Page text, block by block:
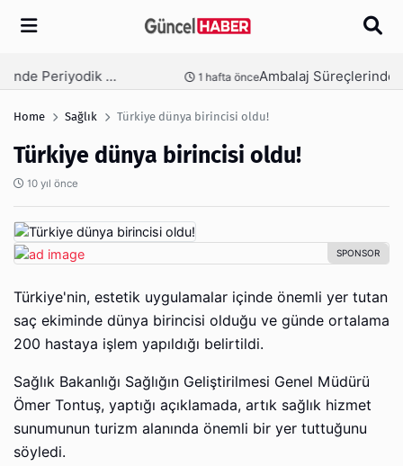
Arama
Ambalaj Süreçlerinde Yeni Nesil Verimliliği Olimpack ile Yakalayın 3 hafta önce
Home Sağlık Türkiye dünya birincisi oldu!
Türkiye dünya birincisi oldu!
10 yıl önce
Türkiye'nin, estetik uygulamalar içinde önemli yer tutan
saç ekiminde dünya birincisi olduğu ve günde ortalama
200 hastaya işlem yapıldığı belirtildi.
Sağlık Bakanlığı Sağlığın Geliştirilmesi Genel Müdürü
Ömer Tontuş, yaptığı açıklamada, artık sağlık hizmet
sunumunun turizm alanında önemli bir yer tuttuğunu
söyledi.